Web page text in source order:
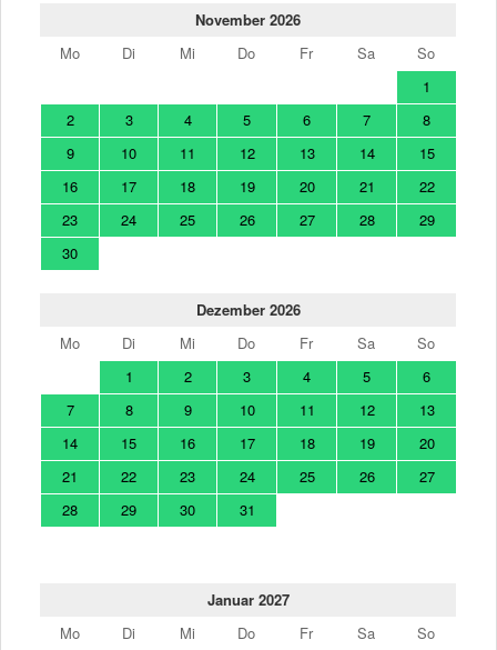
November 2026
Mo
Di Mi Do Fr Sa
So
1
2
3 4 5 6 7
8
9
10 11 12 13 14
15
16
17 18 19 20 21
22
23
24 25 26 27 28
29
30
Dezember 2026
Mo
Di Mi Do Fr Sa
So
1
2 3 4 5
6
7
8 9 10 11 12
13
14
15 16 17 18 19
20
21
22 23 24 25 26
27
28
29 30 31
Januar 2027
Mo
Di Mi Do Fr Sa
So